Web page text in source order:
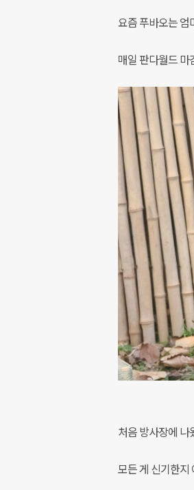
요즘 푸바오는 엄
매일 판다월드 마
처음 방사장에 나
모든 게 신기한지